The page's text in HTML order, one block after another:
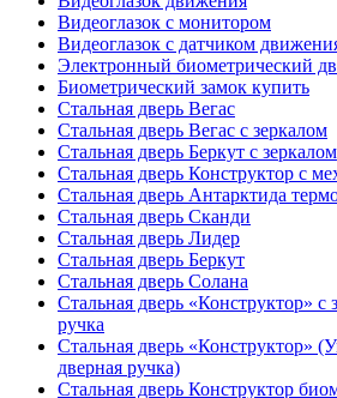
Видеоглазок с монитором
Видеоглазок с датчиком
Электронный биометрический
Биометрический замок купить
Стальная дверь Вегас
Стальная дверь Вегас с зеркалом
Стальная дверь Беркут с зеркалом
Стальная дверь Конструктор с
Стальная дверь Антарктида
Стальная дверь Сканди
Стальная дверь Лидер
Стальная дверь Беркут
Стальная дверь Солана
Стальная дверь «Конструктор» с
ручка
Стальная дверь «Конструктор»
дверная ручка)
Стальная дверь Конструктор